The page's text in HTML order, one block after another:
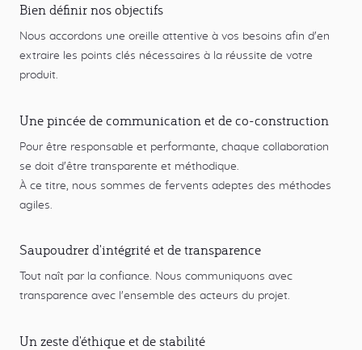
Bien définir nos objectifs
Nous accordons une oreille attentive à vos besoins afin d'en
extraire les points clés nécessaires à la réussite de votre
produit.
Une pincée de communication et de co-construction
Pour être responsable et performante, chaque collaboration
se doit d'être transparente et méthodique.
À ce titre, nous sommes de fervents adeptes des méthodes
agiles.
Saupoudrer d'intégrité et de transparence
Tout naît par la confiance. Nous communiquons avec
transparence avec l'ensemble des acteurs du projet.
Un zeste d'éthique et de stabilité